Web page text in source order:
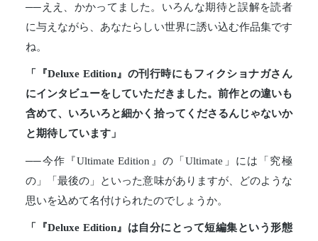
──ええ、かかってました。いろんな期待と誤解を読者
に与えながら、あなたらしい世界に誘い込む作品集です
ね。
「『Deluxe Edition』の刊行時にもフィクショナガさん
にインタビューをしていただきました。前作との違いも
含めて、いろいろと細かく拾ってくださるんじゃないか
と期待しています」
──今作『Ultimate Edition』の「Ultimate」には「究極
の」「最後の」といった意味がありますが、どのような
思いを込めて名付けられたのでしょうか。
「『Deluxe Edition』は自分にとって短編集という形態